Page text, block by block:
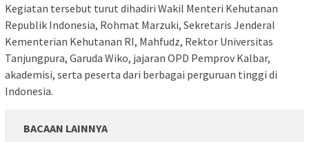
Kegiatan tersebut turut dihadiri Wakil Menteri Kehutanan
Republik Indonesia, Rohmat Marzuki, Sekretaris Jenderal
Kementerian Kehutanan RI, Mahfudz, Rektor Universitas
Tanjungpura, Garuda Wiko, jajaran OPD Pemprov Kalbar,
akademisi, serta peserta dari berbagai perguruan tinggi di
Indonesia.
BACAAN LAINNYA